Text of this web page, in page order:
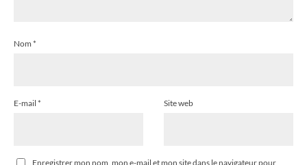
Nom *
E-mail * Site web
Enregistrer mon nom, mon e-mail et mon site dans le navigateur pour